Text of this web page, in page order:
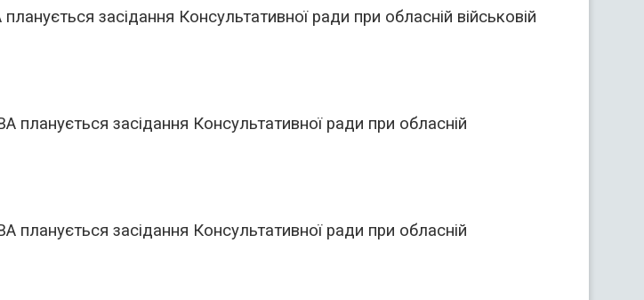
планується засідання Консультативної ради при обласній військовій
планується засідання Консультативної ради при обласній
планується засідання Консультативної ради при обласній